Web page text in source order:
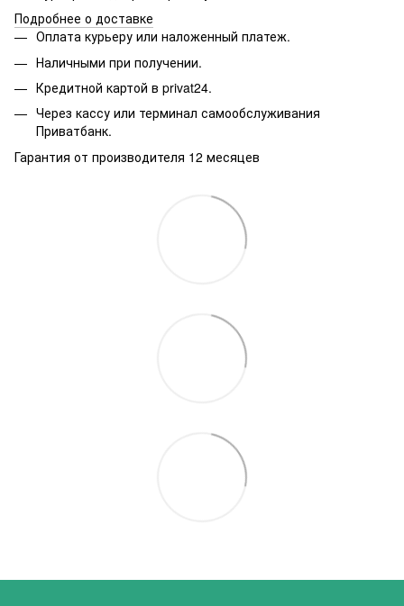
Подробнее о доставке
Оплата курьеру или наложенный платеж.
Наличными при получении.
Кредитной картой в privat24.
Через кассу или терминал самообслуживания
Приватбанк.
Гарантия от производителя 12 месяцев